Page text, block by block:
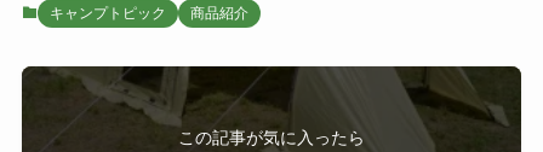
キャンプトピック 商品紹介
この記事が気に入ったら